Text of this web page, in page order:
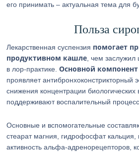
его принимать – актуальная тема для
Польза
Лекарственная суспензия помогает
продуктивном кашле , чем
в лор-практике.Основной
проявляет антибронхоконстрикторный
снижения концентрации
поддерживают воспалительный процесс.
Основные и вспомогательные
стеарат магния, гидрофосфат кальция,
активность альфа-адренорецепторов,